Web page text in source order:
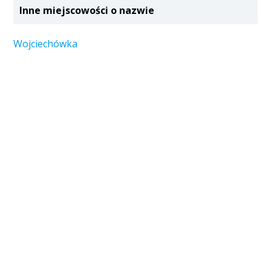
Inne miejscowości o nazwie
Wojciechówka